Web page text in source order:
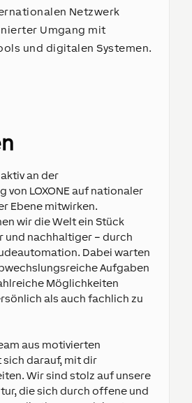
Netzwerk
Umgang mit
und digitalen Systemen.
an der
von LOXONE auf nationaler
Ebene mitwirken.
wir die Welt ein Stück
nachhaltiger – durch
Dabei warten
Aufgaben
Möglichkeiten
als auch fachlich zu
aus motivierten
darauf, mit dir
Wir sind stolz auf unsere
die sich durch offene und